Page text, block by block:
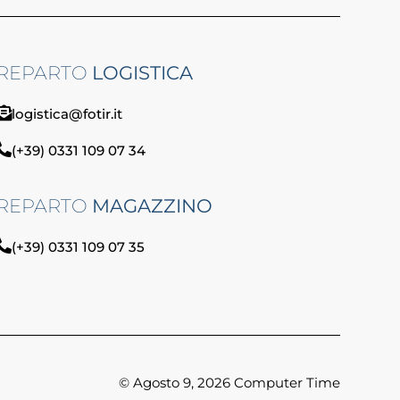
LOGISTICA
logistica@fotir.it
(+39) 0331 109 07 34
MAGAZZINO
(+39) 0331 109 07 35
© Agosto 9, 2026 Computer Time